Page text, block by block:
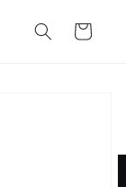
Košík